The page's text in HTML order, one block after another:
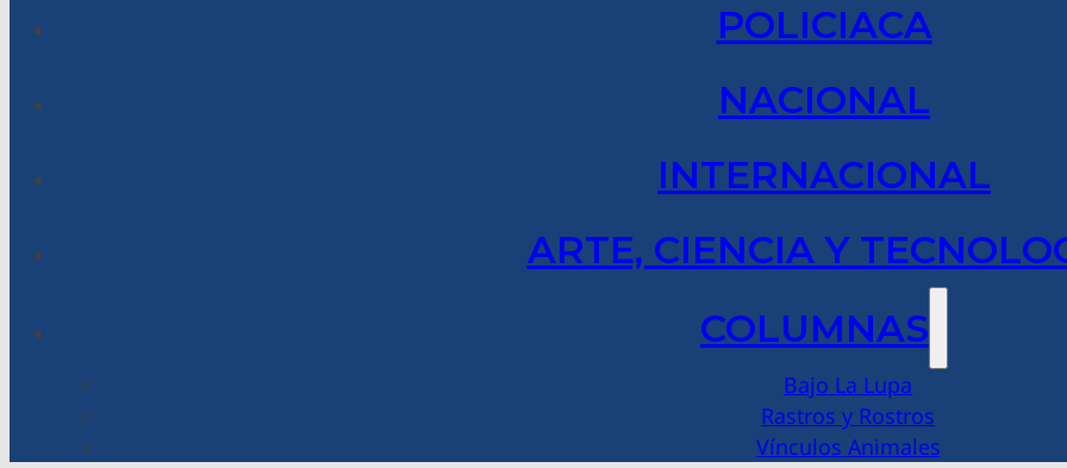
POLICIACA
NACIONAL
INTERNACIONAL
ARTE, CIENCIA Y
COLUMNAS
Bajo La Lupa
Rastros y Rostros
Vínculos Animales